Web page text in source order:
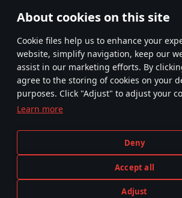
About cookies on this site
Сookie files help us to enhance your
website, simplify navigation, keep our
assist in our marketing efforts. By
agree to the storing of cookies on your
purposes. Click "Adjust" to adjust your
Learn more
Deny
Accept all
Adjust